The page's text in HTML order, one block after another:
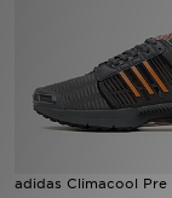
adidas Climacool Pre
Collecties